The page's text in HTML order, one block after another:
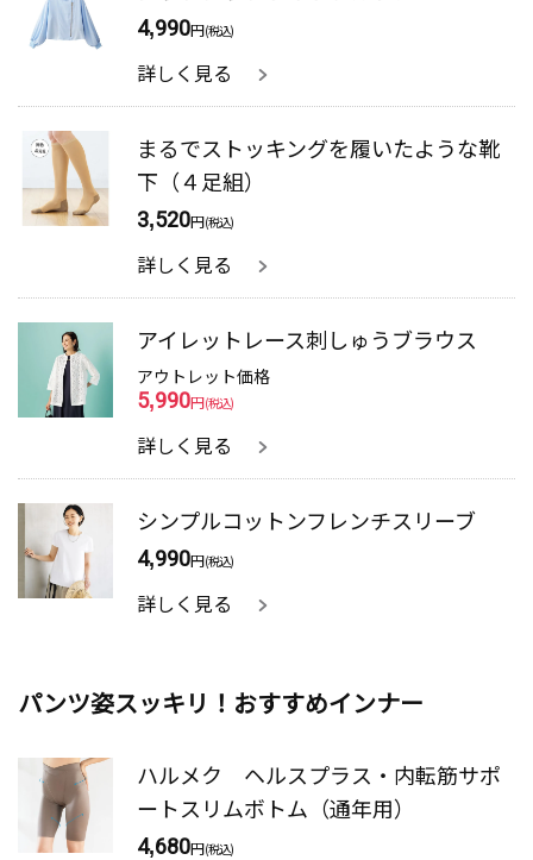
4,990円(税込)
詳しく見る
まるでストッキングを履いたような靴
下（４足組）
3,520円(税込)
詳しく見る
アイレットレース刺しゅうブラウス
アウトレット価格
5,990円(税込)
詳しく見る
シンプルコットンフレンチスリーブ
4,990円(税込)
詳しく見る
パンツ姿スッキリ！おすすめインナー
ハルメク ヘルスプラス・内転筋サポ
ートスリムボトム（通年用）
4,680円(税込)